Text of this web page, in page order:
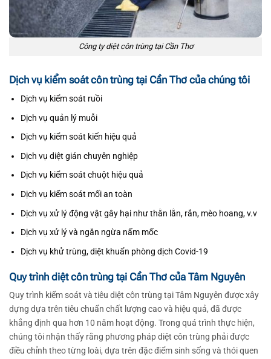
Công ty diệt côn trùng tại Cần Thơ
Dịch vụ kiểm soát côn trùng tại Cần Thơ của chúng tôi
Dịch vụ kiểm soát ruồi
Dịch vụ quản lý muỗi
Dịch vụ kiểm soát kiến hiệu quả
Dịch vụ diệt gián chuyên nghiệp
Dịch vụ kiểm soát chuột hiệu quả
Dịch vụ kiểm soát mối an toàn
Dịch vụ xử lý động vật gây hại như thằn lằn, rắn, mèo hoang, v.v
Dịch vụ xử lý và ngăn ngừa nấm mốc
Dịch vụ khử trùng, diệt khuẩn phòng dịch Covid-19
Quy trình diệt côn trùng tại Cần Thơ của Tâm Nguyên
Quy trình kiểm soát và tiêu diệt côn trùng tại Tâm Nguyên được xây
dựng dựa trên tiêu chuẩn chất lượng cao và hiệu quả, đã được
khẳng định qua hơn 10 năm hoạt động. Trong quá trình thực hiện,
chúng tôi nhận thấy rằng phương pháp diệt côn trùng phải được
điều chỉnh theo từng loài, dựa trên đặc điểm sinh sống và thói quen